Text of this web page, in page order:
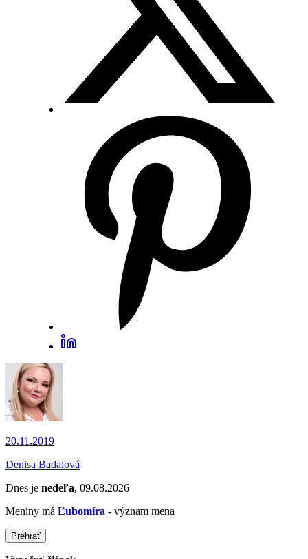
20.11.2019
Denisa Badalová
Dnes je nedeľa, 09.08.2026
Meniny má Ľubomíra - význam mena
Prehrať